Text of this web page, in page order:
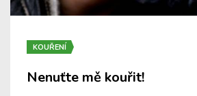
KOUŘENÍ
Nenuťte mě kouřit!